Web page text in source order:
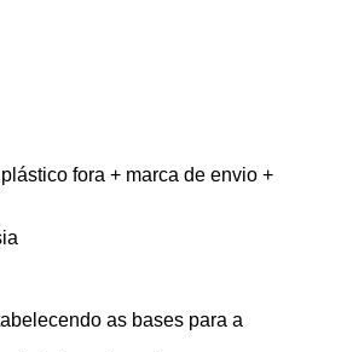
fora + marca de envio +
as bases para a